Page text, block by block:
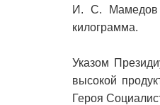
И. С. Мамедов
килограмма.
Указом
высокой
Героя